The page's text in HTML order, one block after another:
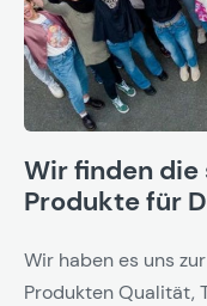
Wir finden
Produkte für
Wir haben es uns
Produkten Qualität,